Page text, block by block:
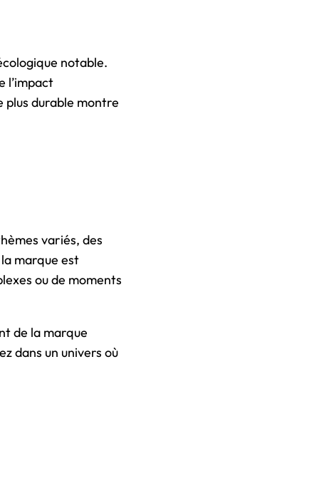
notable.
l’impact
durable montre
variés, des
marque est
ou de moments
de la marque
dans un univers où